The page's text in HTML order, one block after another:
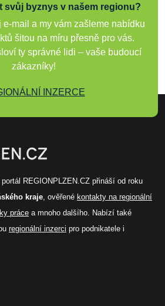
svůj byznys v našem regionu?
mail a my vám zašleme nabídku
šitou na míru přesně pro vás.
ty správné lidi – vaše budoucí
zákazníky!
INZERCE
REGIONPLZEN.CZ přináší od roku
kraje, ověřené kontakty na regionální
práce a mnoho dalšího. Nabízí také
regionální inzerci pro podnikatele i